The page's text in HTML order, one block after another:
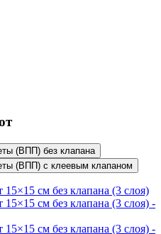
(ВПП) без клапана
(ВПП) с клеевым клапаном